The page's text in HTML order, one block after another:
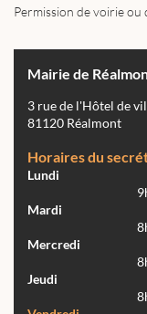
Permission de voirie
Mairie de
3 rue de l'Hôtel de
81120 Réalmont
Horaires du
Lundi
Mardi
Mercredi
Jeudi